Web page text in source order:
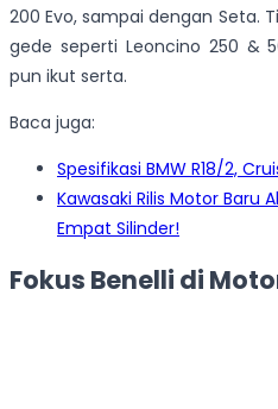
200 Evo, sampai dengan Seta.
gede seperti Leoncino 250 &
pun ikut serta.
Baca juga:
Spesifikasi BMW R18/2,
Kawasaki Rilis Motor Baru
Empat Silinder!
Fokus Benelli di